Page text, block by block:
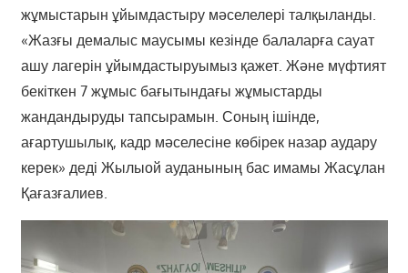
жұмыстарын ұйымдастыру мәселелері талқыланды.
«Жазғы демалыс маусымы кезінде балаларға сауат
ашу лагерін ұйымдастыруымыз қажет. Және мүфтият
бекіткен 7 жұмыс бағытындағы жұмыстарды
жандандыруды тапсырамын. Соның ішінде,
ағартушылық, кадр мәселесіне көбірек назар аудару
керек» деді Жылыой ауданының бас имамы Жасұлан
Қағазғалиев.